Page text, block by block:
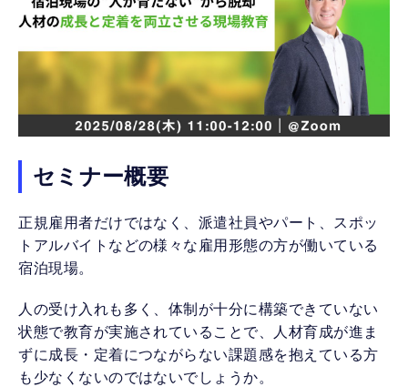
セミナー概要
正規雇用者だけではなく、派遣社員やパート、スポッ
トアルバイトなどの様々な雇用形態の方が働いている
宿泊現場。
人の受け入れも多く、体制が十分に構築できていない
状態で教育が実施されていることで、人材育成が進ま
ずに成長・定着につながらない課題感を抱えている方
も少なくないのではないでしょうか。